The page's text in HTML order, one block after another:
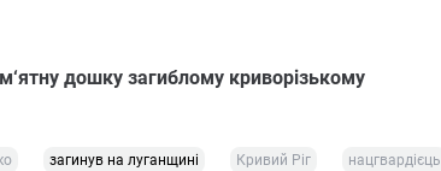
дошку загиблому криворізькому
загинув на луганщині Кривий Ріг нацгвардієць